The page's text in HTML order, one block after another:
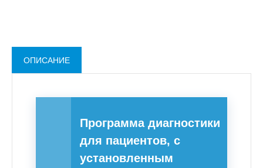
ОПИСАНИЕ
Программа диагностики
для пациентов, с
установленным